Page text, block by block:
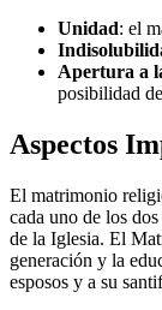
Unidad: el
Apertura a
posibilidad
Aspectos
El matrimonio
cada uno de los
de la Iglesia. El
generación y la
esposos y a su